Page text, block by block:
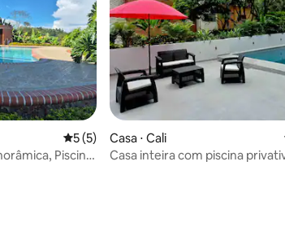
5 de uma avaliação média de 5, 5
5 (5)
Piscina
Casa ⋅ Cali
Casa inteira com piscina